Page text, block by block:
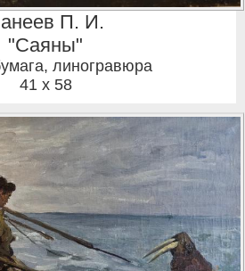
П. И.
"Саяны"
линогравюра
41 x 58